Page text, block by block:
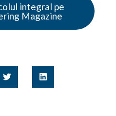
integral pe
Magazine